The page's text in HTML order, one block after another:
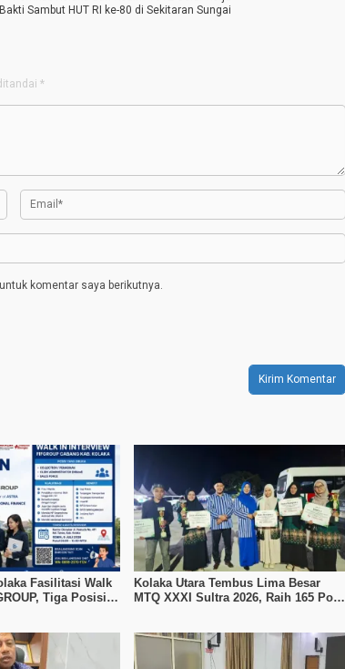
Bakti Sambut HUT RI ke-80 di Sekitaran Sungai
*
komentar saya berikutnya.
Fasilitasi Walk
Tiga Posisi
Kolaka Utara Tembus Lima Besar
MTQ XXXI Sultra 2026, Raih 165 Poin